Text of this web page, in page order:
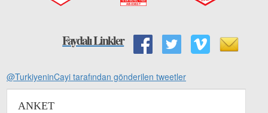
Faydalı Linkler
@TurkiyeninCayi tarafından gönderilen tweetler
ANKET